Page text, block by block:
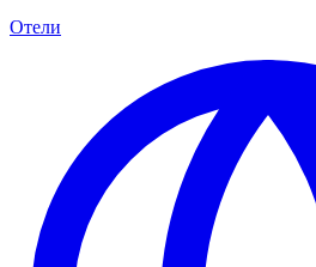
Отели